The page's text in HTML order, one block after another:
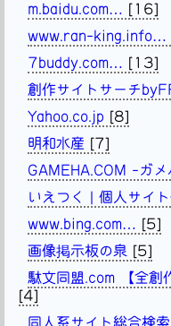
m.baidu.com…
[16]
www.ran-king.info…
7buddy.com…
[13]
創作サイトサーチ
Yahoo.co.jp [8]
明和水産 [7]
GAMEHA.COM -ガメ
いえつく | 個人サイ
www.bing.com…
[5]
画像掲示板の泉 [5]
駄文同盟.com 【全創
[4]
同人系サイト総合検